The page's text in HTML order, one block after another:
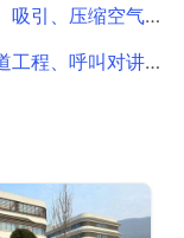
工程，液氧储罐氧气站工程
、呼叫对讲工程